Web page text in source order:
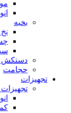
بخیه
دستکش
حجامت
تجهیزات